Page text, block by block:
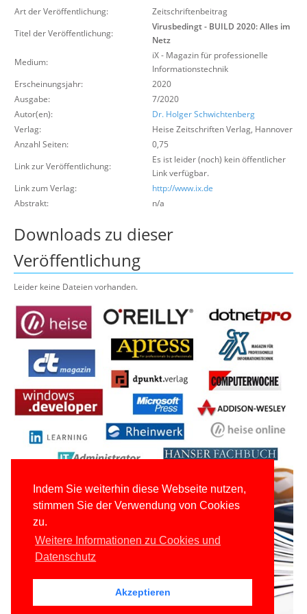
Indem Sie weiterhin diese Webseite nutzen,
stimmen Sie der Verwendung von Cookies
zu.
Weitere Informationen zu Cookies und
Datenschutz
Akzeptieren
Über uns
Suche
Art der Veröffentlichung:
Zeitschriftenbeitrag
Titel der Veröffentlichung:
Virusbedingt - BUILD 2020: Alles im
Netz
Medium:
iX - Magazin für professionelle
Informationstechnik
Erscheinungsjahr:
2020
Ausgabe:
7/2020
Autor(en):
Dr. Holger Schwichtenberg
Verlag:
Heise Zeitschriften Verlag, Hannover
Anzahl Seiten:
0,75
Link zur Veröffentlichung:
Es ist leider (noch) kein öffentlicher
Link verfügbar.
Link zum Verlag:
http://www.ix.de
Abstrakt:
n/a
Downloads zu dieser
Veröffentlichung
Leider keine Dateien vorhanden.